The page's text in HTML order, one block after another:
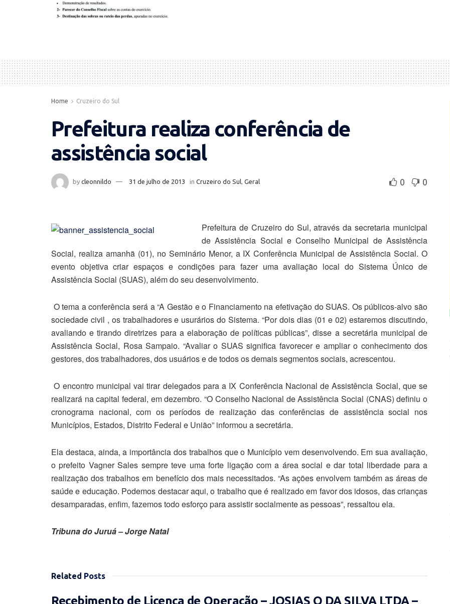
Home Cruzeiro do Sul
Prefeitura realiza conferência de
assistência social
by cleonnildo 31 de julho de 2013 in Cruzeiro do Sul, Geral 0 0
Prefeitura de Cruzeiro do Sul, através da secretaria municipal
de Assistência Social e Conselho Municipal de Assistência
Social, realiza amanhã (01), no Seminário Menor, a IX Conferência Municipal de Assistência Social. O
evento objetiva criar espaços e condições para fazer uma avaliação local do Sistema Único de
Assistência Social (SUAS), além do seu desenvolvimento.
O tema a conferência será a “A Gestão e o Financiamento na efetivação do SUAS. Os públicos-alvo são
sociedade civil , os trabalhadores e usurários do Sistema. “Por dois dias (01 e 02) estaremos discutindo,
avaliando e tirando diretrizes para a elaboração de políticas públicas”, disse a secretária municipal de
Assistência Social, Rosa Sampaio. “Avaliar o SUAS significa favorecer e ampliar o conhecimento dos
gestores, dos trabalhadores, dos usuários e de todos os demais segmentos sociais, acrescentou.
O encontro municipal vai tirar delegados para a IX Conferência Nacional de Assistência Social, que se
realizará na capital federal, em dezembro. “O Conselho Nacional de Assistência Social (CNAS) definiu o
cronograma nacional, com os períodos de realização das conferências de assistência social nos
Municípios, Estados, Distrito Federal e União” informou a secretária.
Ela destaca, ainda, a importância dos trabalhos que o Município vem desenvolvendo. Em sua avaliação,
o prefeito Vagner Sales sempre teve uma forte ligação com a área social e dar total liberdade para a
realização dos trabalhos em benefício dos mais necessitados. “As ações envolvem também as áreas de
saúde e educação. Podemos destacar aqui, o trabalho que é realizado em favor dos idosos, das crianças
desamparadas, enfim, fazemos todo esforço para assistir socialmente as pessoas”, ressaltou ela.
Tribuna do Juruá – Jorge Natal
Related Posts
Recebimento de Licença de Operação – JOSIAS O DA SILVA LTDA –